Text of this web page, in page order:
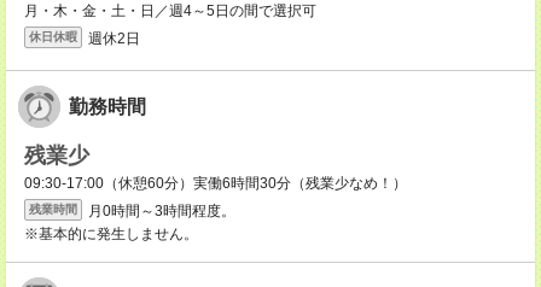
月・木・金・土・日／週4～5日の間で選択可
休日休暇 週休2日
勤務時間
残業少
09:30-17:00（休憩60分）実働6時間30分（残業少なめ！）
残業時間
月0時間～3時間程度。
※基本的に発生しません。